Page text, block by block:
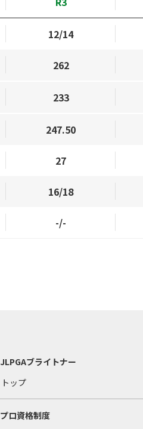
12/14
262
233
247.50
27
16/18
-/-
JLPGAブライトナー
トップ
プロ資格制度